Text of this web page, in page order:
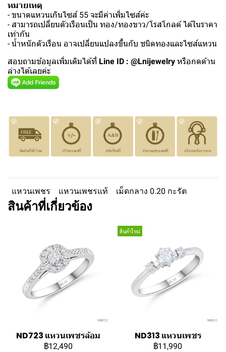
หมายเหตุ
- ขนาดแหวนเกินไซส์ 55 จะมีค่าเพิ่มไซส์ค่ะ
- สามารถเปลี่ยนตัวเรือนเป็น ทอง/ทองขาว/โรสโกลด์ ได้ในราคา
เท่ากัน
- น้ำหนักตัวเรือน อาจเปลี่ยนแปลงขึ้นกับ ชนิดทองและไซส์แหวน
สอบถามข้อมูลเพิ่มเติมได้ที่ Line ID : @Lnijewelry หรือกดด้าน
ล่างได้เลยค่ะ
แหวนเพชร แหวนเพชรแท้ เม็ดกลาง 0.20 กะรัต
สินค้าที่เกี่ยวข้อง
ND723 แหวนเพชรล้อม
฿12,490
สินค้าใหม่
ND313 แหวนเพชร
฿11,990